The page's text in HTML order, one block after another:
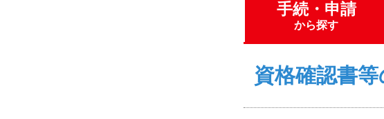
手続・申請
から探す
資格確認書